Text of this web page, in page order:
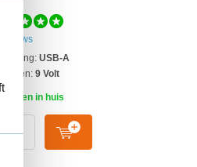
reviews
USB-A
9 Volt
Morgen in huis